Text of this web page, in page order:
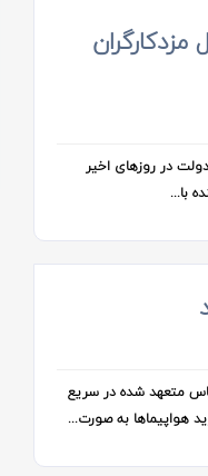
در روزهای اخیر
با...
متعهد شده در سریع
هواپیماها به صورت...